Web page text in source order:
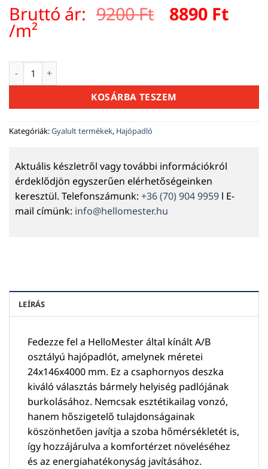
Bruttó ár: 9200Ft Original
8890 Ft
/m²
Hajópadló A/B 24x146x4000 mennyiség
KOSÁRBA TESZEM
Kategóriák:Gyalult termékek, Hajópadló
Aktuális készletről vagy további információkról
érdeklődjön egyszerűen elérhetőségeinken
keresztül. Telefonszámunk: +36 (70) 904 9959 l E-
mail címünk: info@hellomester.hu
LEÍRÁS
Fedezze fel a HelloMester által kínált A/B
osztályú hajópadlót, amelynek méretei
24x146x4000 mm. Ez a csaphornyos deszka
kiváló választás bármely helyiség padlójának
burkolásához. Nemcsak esztétikailag vonzó,
hanem hőszigetelő tulajdonságainak
köszönhetően javítja a szoba hőmérsékletét is,
így hozzájárulva a komfortérzet növeléséhez
és az energiahatékonyság javításához.